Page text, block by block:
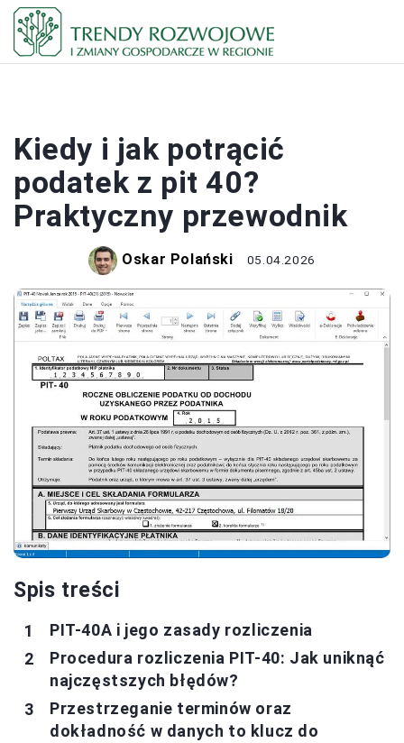
Kiedy i jak potrącić
podatek z pit 40?
Praktyczny przewodnik
Oskar Polański 05.04.2026
Spis treści
PIT-40A i jego zasady rozliczenia
Procedura rozliczenia PIT-40: Jak uniknąć
najczęstszych błędów?
Przestrzeganie terminów oraz
dokładność w danych to klucz do